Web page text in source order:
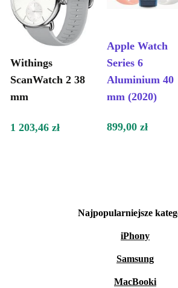
Withings
ScanWatch 2 38
mm
Apple Watch
Series 6
Aluminium 40
mm (2020)
1 203,46 zł 899,00 zł
Najpopularniejsze
iPhony
Samsung
MacBooki